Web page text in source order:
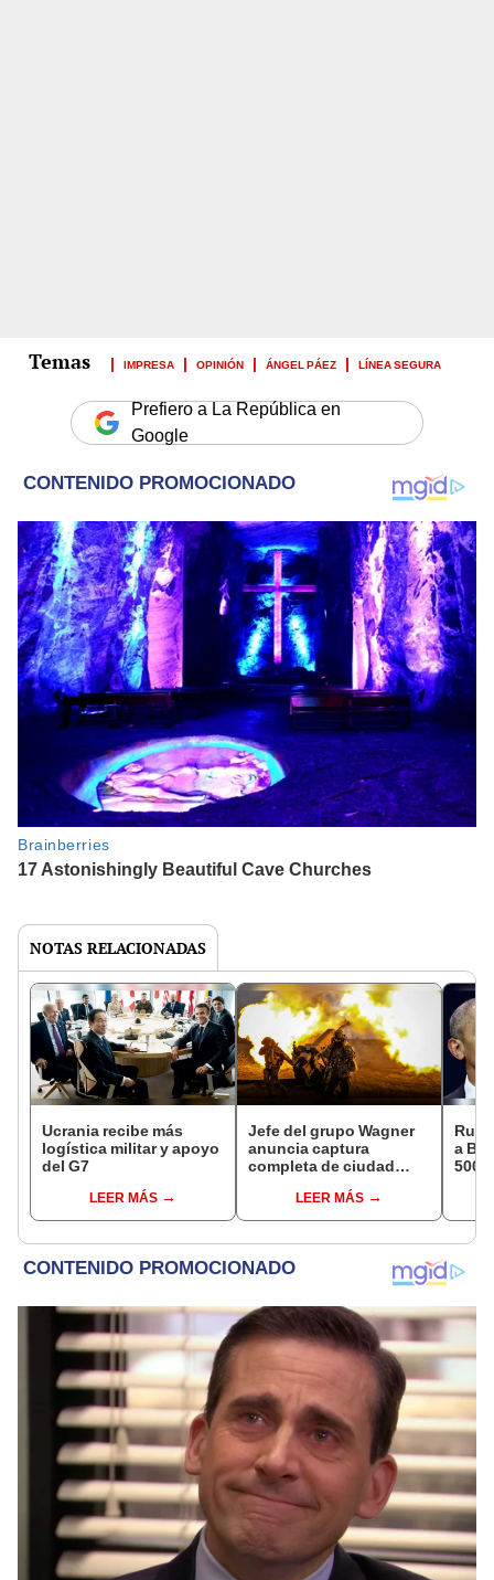
IMPRESA OPINIÓN ÁNGEL PÁEZ LÍNEA SEGURA
Prefiero a La República en
Google
NOTAS RELACIONADAS
Ucrania recibe más
logística militar y apoyo
del G7
LEER MÁS
Jefe del grupo Wagner
anuncia captura
completa de ciudad
hace 10 meses
LEER MÁS
a
500